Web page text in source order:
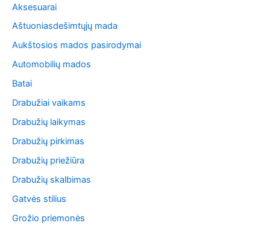
Aksesuarai
Aštuoniasdešimtųjų mada
Aukštosios mados pasirodymai
Automobilių mados
Batai
Drabužiai vaikams
Drabužių laikymas
Drabužių pirkimas
Drabužių priežiūra
Drabužių skalbimas
Gatvės stilius
Grožio priemonės